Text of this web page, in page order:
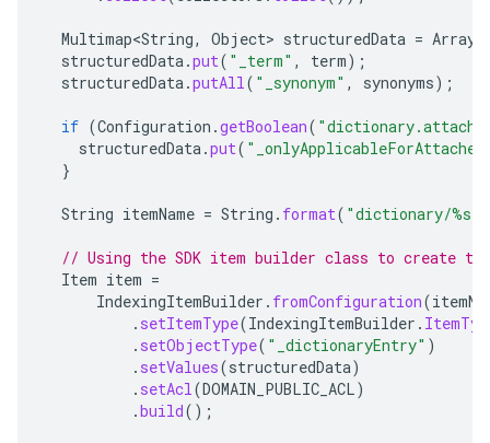
Multimap<String, Object> structuredData =
structuredData.put( "_term" , term);
structuredData.putAll( "_synonym" , synonyms);
if (Configuration .getBoolean(
structuredData.put(
}
String itemName = String . format( "dictionary/%s"
// Using the SDK item builder class to create
Item item =
IndexingItemBuilder . fromConfiguration(
. setItemType(IndexingItemBuilder .
. setObjectType( "_dictionaryEntry" )
. setValues(structuredData)
. setAcl(DOMAIN_PUBLIC_ACL)
.build();